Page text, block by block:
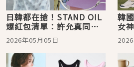
日韓都在搶！STAND OIL
爆紅包清單：許允真同款
賣到缺貨、這顆限量回歸
必搶
2026年05月05日
韓
女
娟…